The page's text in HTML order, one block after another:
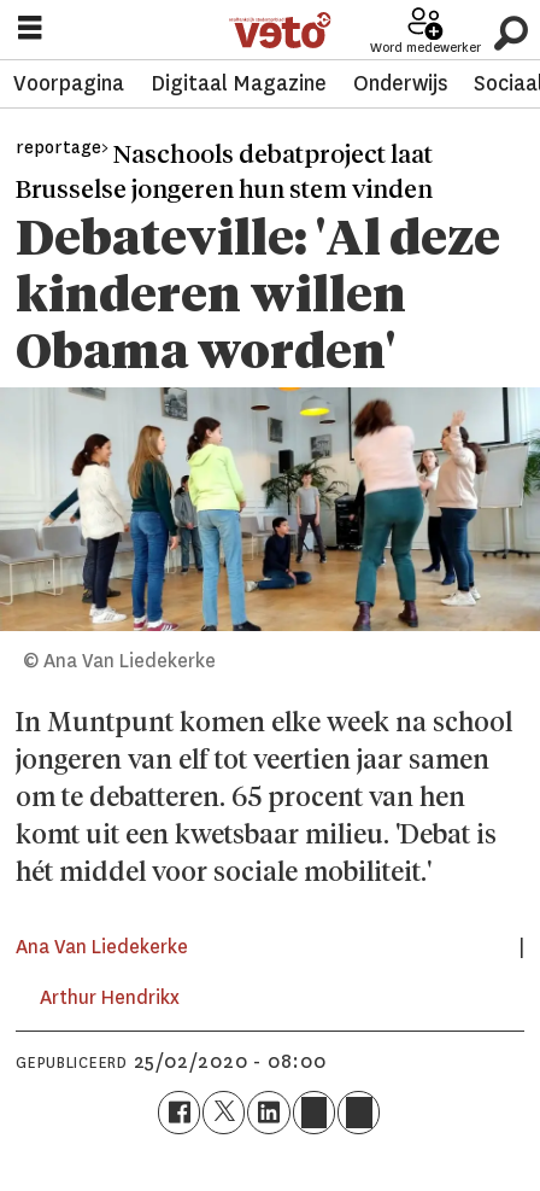
Word medewerker
Voorpagina Digitaal Magazine Onderwijs
reportage> Naschools debatproject laat
Brusselse jongeren hun stem vinden
Debateville: 'Al deze
kinderen willen
Obama worden'
© Ana Van Liedekerke
In Muntpunt komen elke week na school
jongeren van elf tot veertien jaar samen
om te debatteren. 65 procent van hen
komt uit een kwetsbaar milieu. 'Debat is
hét middel voor sociale mobiliteit.'
Ana Van Liedekerke
Arthur Hendrikx
GEPUBLICEERD 25/02/2020 - 08:00